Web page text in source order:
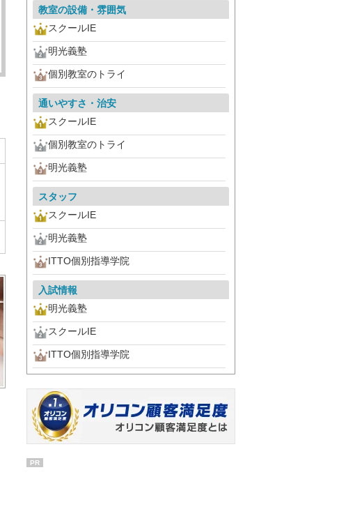
教室の設備・雰囲気
スクールIE
明光義塾
個別教室のトライ
通いやすさ・治安
スクールIE
個別教室のトライ
明光義塾
スタッフ
スクールIE
明光義塾
ITTO個別指導学院
入試情報
明光義塾
スクールIE
ITTO個別指導学院
PR